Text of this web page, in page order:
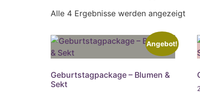
Alle 4 Ergebnisse werden angezeigt
Angebot!
Geburtstagpackage – Blumen &
Sekt